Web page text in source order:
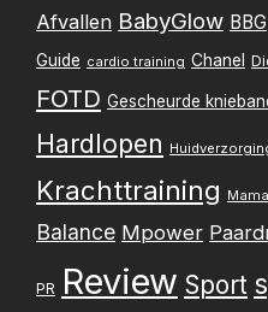
Afvallen BabyGlow BBG
Guide cardio training Chanel
FOTD Gescheurde
Hardlopen
Krachttraining
Balance Mpower
PR Review Sport